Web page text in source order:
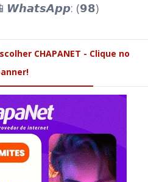
𝙒𝙝𝙖𝙩𝙨𝘼𝙥𝙥: (𝟵𝟴)
CHAPANET - Clique no